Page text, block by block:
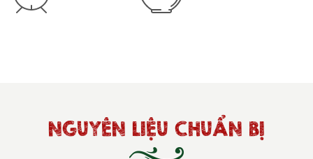
NGUYÊN LIỆU CHUẨN BỊ